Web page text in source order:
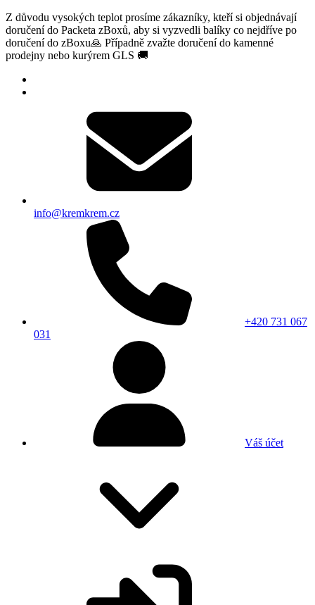
Z důvodu vysokých teplot prosíme zákazníky, kteří si objednávají
doručení do Packeta zBoxů, aby si vyzvedli balíky co nejdříve po
doručení do zBoxu🙏 Případně zvažte doručení do kamenné
prodejny nebo kurýrem GLS 🚚
info@kremkrem.cz
+420 731 067
031
Váš účet